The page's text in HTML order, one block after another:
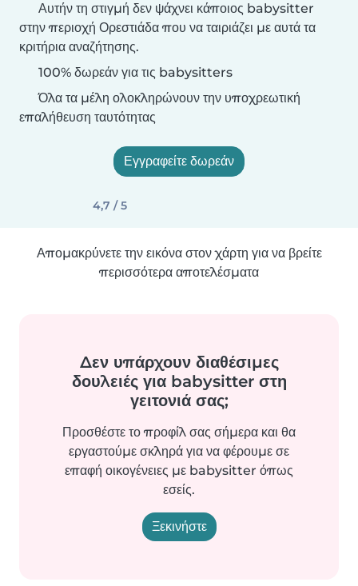
Αυτήν τη στιγμή δεν ψάχνει κάποιος babysitter
στην περιοχή Ορεστιάδα που να ταιριάζει με αυτά τα
κριτήρια αναζήτησης.
100% δωρεάν για τις babysitters
Όλα τα μέλη ολοκληρώνουν την υποχρεωτική
επαλήθευση ταυτότητας
Εγγραφείτε δωρεάν
4,7 / 5
Απομακρύνετε την εικόνα στον χάρτη για να βρείτε
περισσότερα αποτελέσματα
Δεν υπάρχουν διαθέσιμες
δουλειές για babysitter στη
γειτονιά σας;
Προσθέστε το προφίλ σας σήμερα και θα
εργαστούμε σκληρά για να φέρουμε σε
επαφή οικογένειες με babysitter όπως
εσείς.
Ξεκινήστε